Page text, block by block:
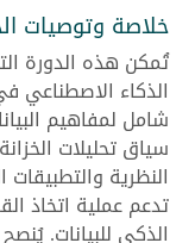
خلاصة وتوصيات
تُمكن هذه الدورة
الذكاء الاصطناعي
شامل لمفاهيم
سياق تحليلات
النظرية والتطبيقات
تدعم عملية اتخاذ
الذكي للبيانات.